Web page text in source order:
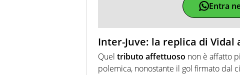
Entra
Inter-Juve: la replica di Vidal
Quel tributo affettuoso non è affatto
polemica, nonostante il gol firmato dal